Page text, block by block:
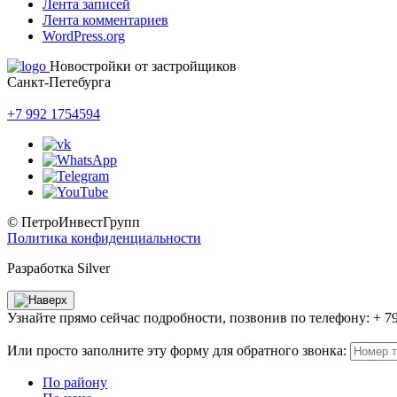
Лента записей
Лента комментариев
WordPress.org
Новостройки от застройщиков
Санкт-Петебурга
+7 992 1754594
© ПетроИнвестГрупп
Политика конфиденциальности
Разработка Silver
Узнайте прямо сейчас подробности, позвонив по телефону: +
Или просто заполните эту форму для обратного звонка:
По району